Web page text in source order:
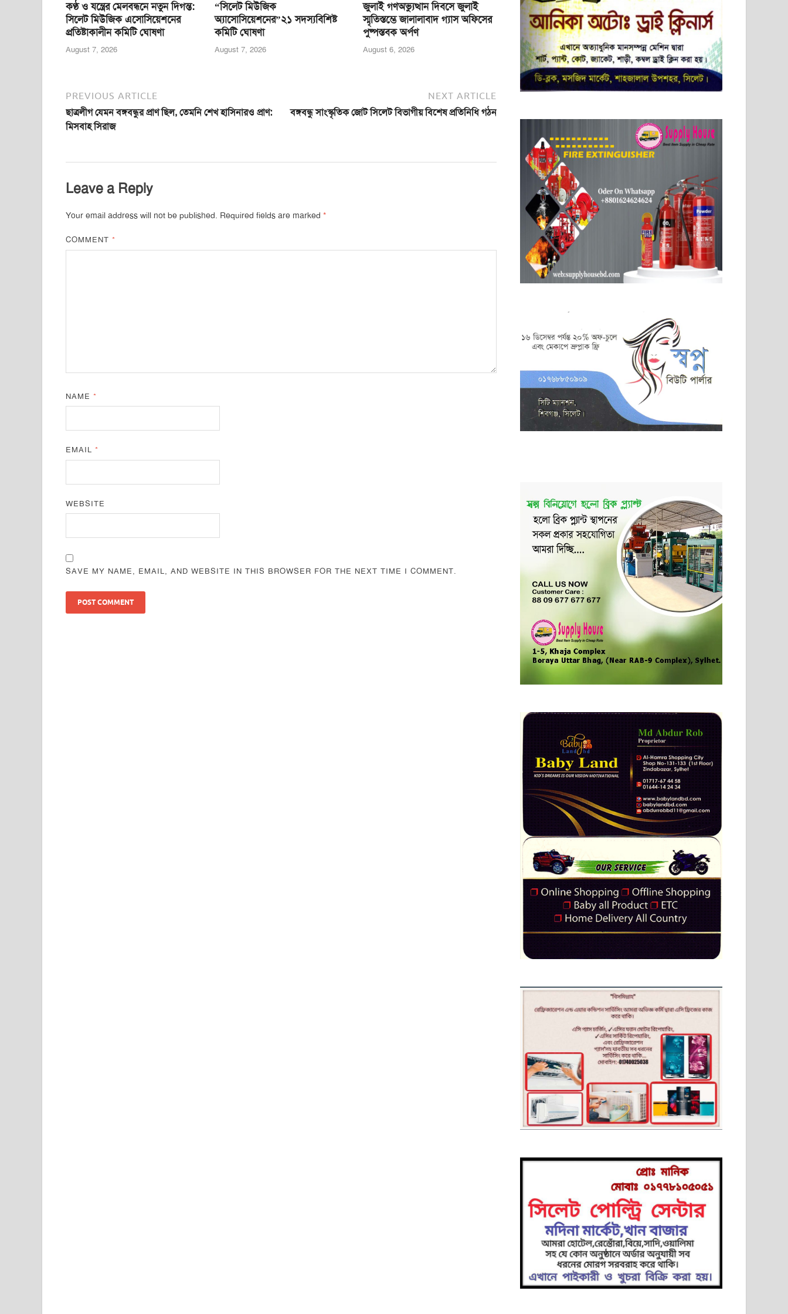
কণ্ঠ ও যন্ত্রের মেলবন্ধনে নতুন দিগন্ত:
সিলেট মিউজিক এসোসিয়েশনের
প্রতিষ্টাকালীন কমিটি ঘোষণা
August 7, 2026
“সিলেট মিউজিক
অ্যাসোসিয়েশনের”২১ সদস্যবিশিষ্ট
কমিটি ঘোষণা
August 7, 2026
জুলাই গণঅভ্যুত্থান দিবসে জুলাই
স্মৃতিস্তম্ভে জালালাবাদ গ্যাস অফিসের
পুষ্পস্তবক অর্পণ
August 6, 2026
PREVIOUS ARTICLE
ছাত্রলীগ যেমন বঙ্গবন্ধুর প্রাণ ছিল, তেমনি শেখ হাসিনারও প্রাণ:
মিসবাহ সিরাজ
NEXT ARTICLE
বঙ্গবন্ধু সাংস্কৃতিক জোট সিলেট বিভাগীয় বিশেষ প্রতিনিধি গঠন
Leave a Reply
Your email address will not be published. Required fields are marked *
COMMENT*
NAME*
EMAIL*
WEBSITE
SAVE MY NAME, EMAIL, AND WEBSITE IN THIS BROWSER FOR THE NEXT TIME I COMMENT.